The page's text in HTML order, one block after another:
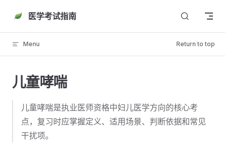
Skip to content
医学考试指南
Menu Return to top
儿童哮喘
儿童哮喘是执业医师资格中妇儿医学方向的核心考
点，复习时应掌握定义、适用场景、判断依据和常见
干扰项。